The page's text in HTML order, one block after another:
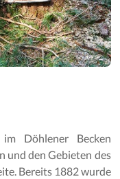
Döhlener Becken
und den Gebieten des
Bereits 1882 wurde